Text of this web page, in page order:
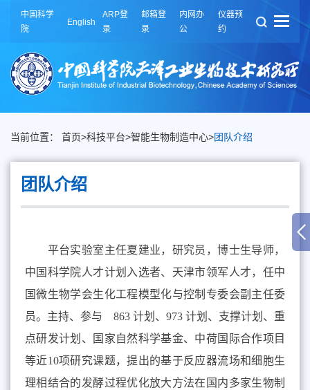
中国科学
院
English
ARP登
录
邮箱登
录
内网办
公
仪器预
约
当前位置： 首页>科技平台>智能生物制造中心>团队介绍
团队介绍
平台实验室主任夏建业，研究员，博士生导师，
中国科学院人才计划入选者、天津市领军人才，任中
国微生物学会生化工程模型化与控制专委会副主任委
员。主持、参与 863 计划、973 计划、支撑计划、重
点研发计划、国家自然科学基金、中荷国际合作项目
等近10项研究课题，提出的基于反应器流场和细胞生
理相结合的发酵过程优化放大方法在国内多家生物制